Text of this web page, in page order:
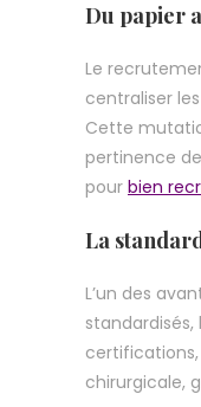
Du papier
Le
centraliser
Cette
pertinence
pour bien
La
L’un des
chirurgicale,